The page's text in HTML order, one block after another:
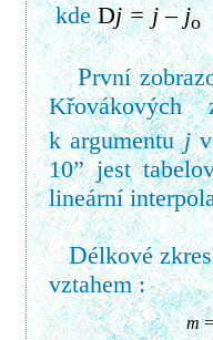
kde Dj=j–jo
První
k argumentujv
10” jest
lineární
Délkové
vztahem :
m=